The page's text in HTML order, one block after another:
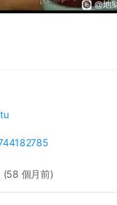
(58 個月前)